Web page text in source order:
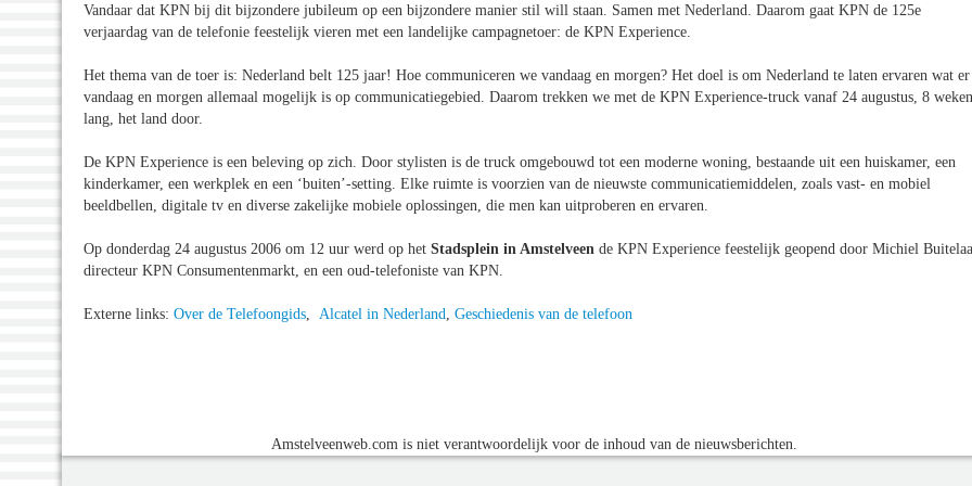
Vandaar dat KPN bij dit bijzondere jubileum op een bijzondere manier stil will staan. Samen met Nederland. Daarom gaat KPN de 125e
verjaardag van de telefonie feestelijk vieren met een landelijke campagnetoer: de KPN Experience.
Het thema van de toer is: Nederland belt 125 jaar! Hoe communiceren we vandaag en morgen? Het doel is om Nederland te laten ervaren wat er
vandaag en morgen allemaal mogelijk is op communicatiegebied. Daarom trekken we met de KPN Experience-truck vanaf 24 augustus, 8 weken
lang, het land door.
De KPN Experience is een beleving op zich. Door stylisten is de truck omgebouwd tot een moderne woning, bestaande uit een huiskamer, een
kinderkamer, een werkplek en een ‘buiten’-setting. Elke ruimte is voorzien van de nieuwste communicatiemiddelen, zoals vast- en mobiel
beeldbellen, digitale tv en diverse zakelijke mobiele oplossingen, die men kan uitproberen en ervaren.
Op donderdag 24 augustus 2006 om 12 uur werd op het Stadsplein in Amstelveen de KPN Experience feestelijk geopend door Michiel
directeur KPN Consumentenmarkt, en een oud-telefoniste van KPN.
Externe links: Over de Telefoongids Alcatel in Nederland Geschiedenis van de telefoon
Amstelveenweb.com is niet verantwoordelijk voor de inhoud van de nieuwsberichten.